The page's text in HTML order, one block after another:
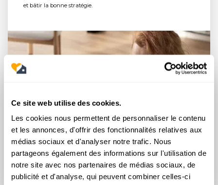
Ce site web utilise des cookies.
Les cookies nous permettent de personnaliser le contenu
et les annonces, d'offrir des fonctionnalités relatives aux
médias sociaux et d'analyser notre trafic. Nous
partageons également des informations sur l'utilisation de
notre site avec nos partenaires de médias sociaux, de
publicité et d'analyse, qui peuvent combiner celles-ci
et bâtir la bonne stratégie.